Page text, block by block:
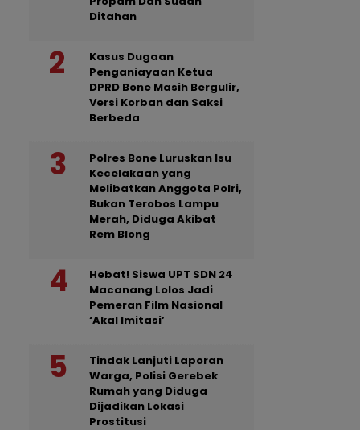
Ditahan
Kasus Dugaan
Penganiayaan Ketua
DPRD Bone Masih Bergulir,
Versi Korban dan Saksi
Berbeda
Polres Bone Luruskan Isu
Kecelakaan yang
Melibatkan Anggota Polri,
Bukan Terobos Lampu
Merah, Diduga Akibat
Rem Blong
Hebat! Siswa UPT SDN 24
Macanang Lolos Jadi
Pemeran Film Nasional
‘Akal Imitasi’
Tindak Lanjuti Laporan
Warga, Polisi Gerebek
Rumah yang Diduga
Dijadikan Lokasi
Prostitusi